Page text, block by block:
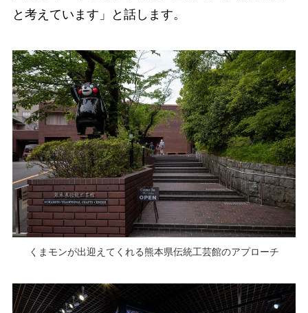
と考えています」と話します。
くまモンが出迎えてくれる熊本県伝統工芸館のアプローチ